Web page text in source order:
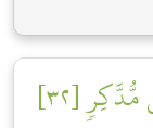
[٣٢]